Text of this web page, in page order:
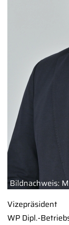
Bildnachweis:
Vizepräsident
WP Dipl.-